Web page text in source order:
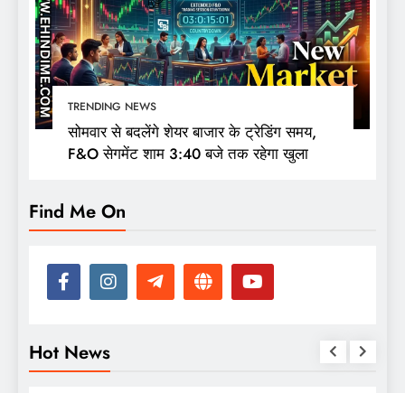
TRENDING NEWS
सोमवार से बदलेंगे शेयर बाजार के ट्रेडिंग समय,
F&O सेगमेंट शाम 3:40 बजे तक रहेगा खुला
Find Me On
Hot News